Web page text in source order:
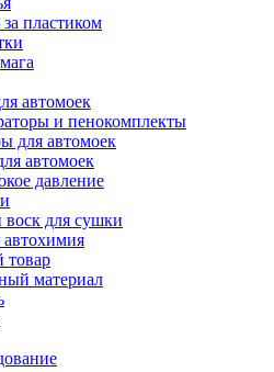
пластиком
автомоек
и пенокомплекты
для автомоек
автомоек
давление
для сушки
товар
материал